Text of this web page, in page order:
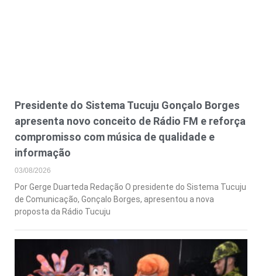
Presidente do Sistema Tucuju Gonçalo Borges
apresenta novo conceito de Rádio FM e reforça
compromisso com música de qualidade e
informação
03/08/2026
Por Gerge Duarteda Redação O presidente do Sistema Tucuju
de Comunicação, Gonçalo Borges, apresentou a nova
proposta da Rádio Tucuju